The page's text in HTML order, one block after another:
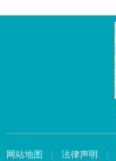
网站地图 法律声明